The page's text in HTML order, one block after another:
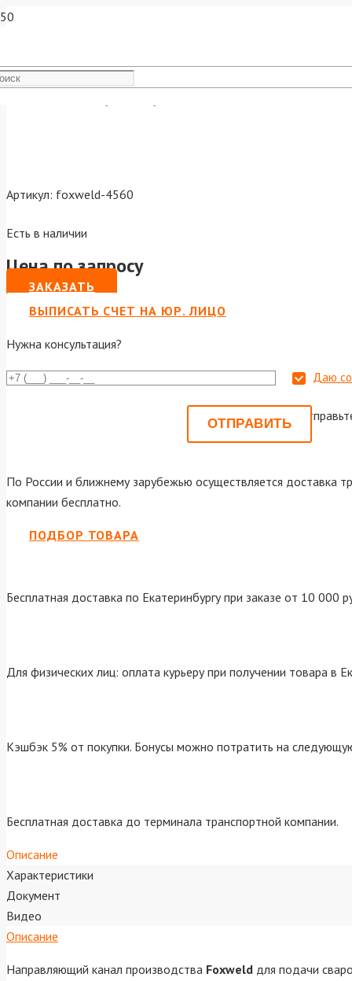
Канал 1,2-1,6мм сталь
Артикул: foxweld-4560
Есть в наличии
Цена по запросу
ЗАКАЗАТЬ
ВЫПИСАТЬ СЧЕТ НА ЮР. ЛИЦО
Нужна консультация?
Даю
Или
По России и ближнему зарубежью осуществляется доставка
компании бесплатно.
ПОДБОР ТОВАРА
Бесплатная доставка по Екатеринбургу при заказе от 10 000
Для физических лиц: оплата курьеру при получении товара в
Кэшбэк 5% от покупки. Бонусы можно потратить на
Бесплатная доставка до терминала транспортной компании.
Описание
Характеристики
Документ
Видео
Описание
Направляющий канал производства Foxweld для подачи